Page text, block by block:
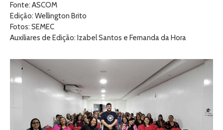
Fonte: ASCOM
Edição: Wellington Brito
Fotos: SEMEC
Auxiliares de Edição: Izabel Santos e Fernanda da Hora